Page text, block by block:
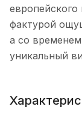
европейского
фактурой
а со
уникальный